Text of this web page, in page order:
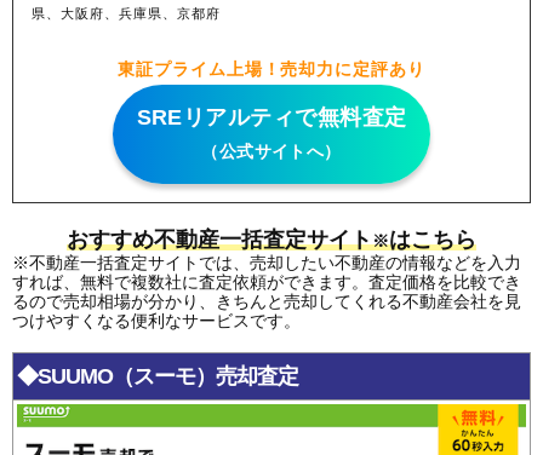
県、大阪府、兵庫県、京都府
東証プライム上場！売却力に定評あり
SREリアルティで無料査定
（公式サイトへ）
おすすめ不動産一括査定サイト※はこちら
※不動産一括査定サイトでは、売却したい不動産の情報などを入力
すれば、無料で複数社に査定依頼ができます。査定価格を比較でき
るので売却相場が分かり、きちんと売却してくれる不動産会社を見
つけやすくなる便利なサービスです。
◆SUUMO（スーモ）売却査定